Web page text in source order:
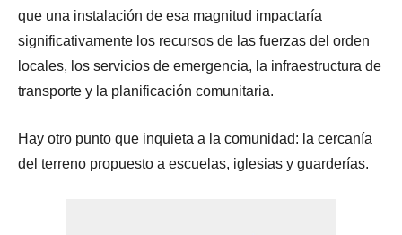
que una instalación de esa magnitud impactaría
significativamente los recursos de las fuerzas del orden
locales, los servicios de emergencia, la infraestructura de
transporte y la planificación comunitaria.
Hay otro punto que inquieta a la comunidad: la cercanía
del terreno propuesto a escuelas, iglesias y guarderías.